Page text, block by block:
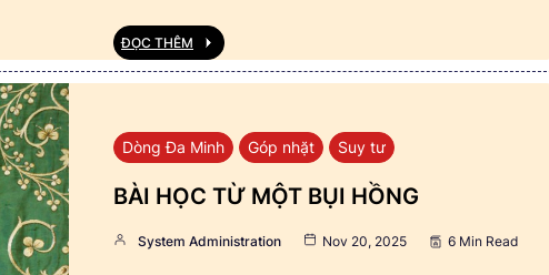
ĐỌC THÊM
Dòng Đa Minh Góp nhặt Suy tư
BÀI HỌC TỪ MỘT BỤI HỒNG
System Administration Nov 20, 2025 6 Min Read